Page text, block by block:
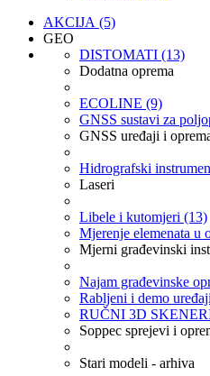
AKCIJA (5)
GEO
DISTOMATI (13)
Dodatna oprema
ECOLINE (9)
GNSS sustavi za
GNSS uređaji i
Hidrografski
Laseri
Libele i kutomjeri (13)
Mjerenje elemenata u
Mjerni građevinski
Najam građevinske
Rabljeni i demo
RUČNI 3D
Soppec sprejevi i
Stari modeli - arhiva